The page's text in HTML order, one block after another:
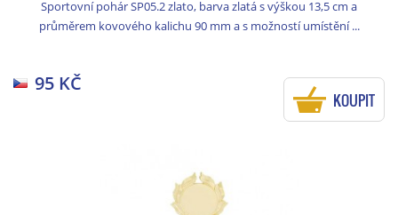
Sportovní pohár SP05.2 zlato, barva zlatá s výškou 13,5 cm a
průměrem kovového kalichu 90 mm a s možností umístění ...
95 KČ
KOUPIT